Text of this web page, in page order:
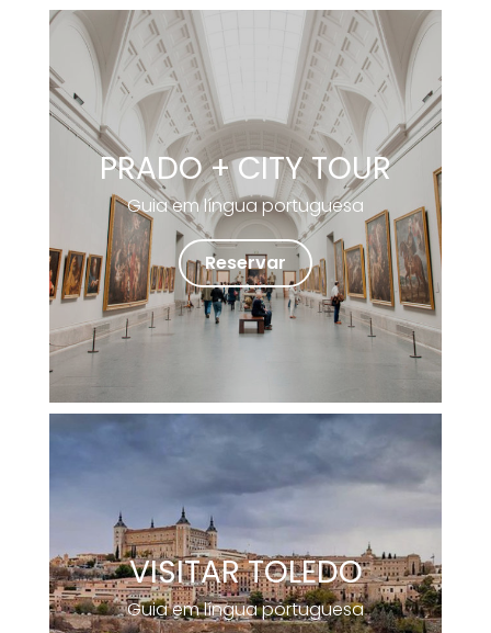
PRADO + CITY TOUR
Guia em língua portuguesa
Reservar
VISITAR TOLEDO
Guia em língua portuguesa